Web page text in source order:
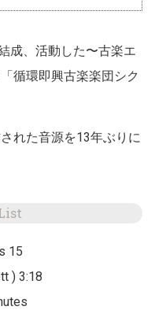
成、活動した〜古楽エ
循環即興古楽楽団シク
れた音源を13年ぶりに
15
) 3:18